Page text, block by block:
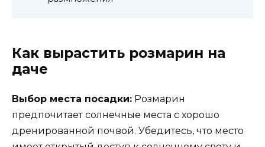
Как вырастить розмарин на
даче
Выбор места посадки: Розмарин
предпочитает солнечные места с хорошо
дренированной почвой. Убедитесь, что место